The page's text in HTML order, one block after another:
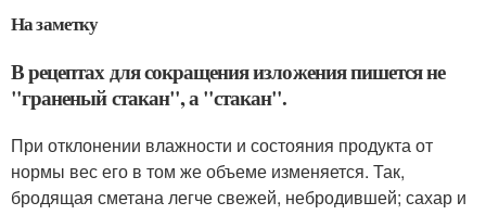
На заметку
В рецептах для сокращения изложения пишется не
"граненый стакан", а "стакан".
При отклонении влажности и состояния продукта от
нормы вес его в том же объеме изменяется. Так,
бродящая сметана легче свежей, небродившей; сахар и